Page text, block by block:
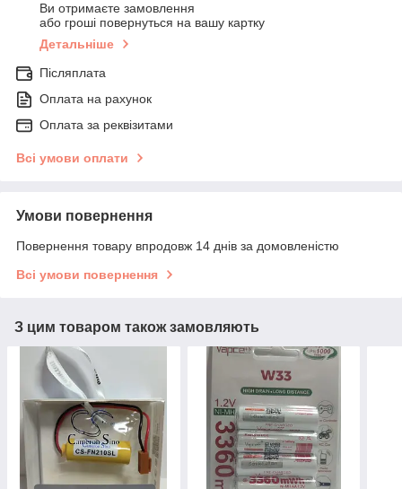
Ви отримаєте замовлення
або гроші повернуться на вашу картку
Детальніше
Післяплата
Оплата на рахунок
Оплата за реквізитами
Всі умови оплати
Умови повернення
Повернення товару впродовж 14 днів за домовленістю
Всі умови повернення
З цим товаром також замовляють